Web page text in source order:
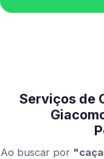
Serviços de
Ao buscar por